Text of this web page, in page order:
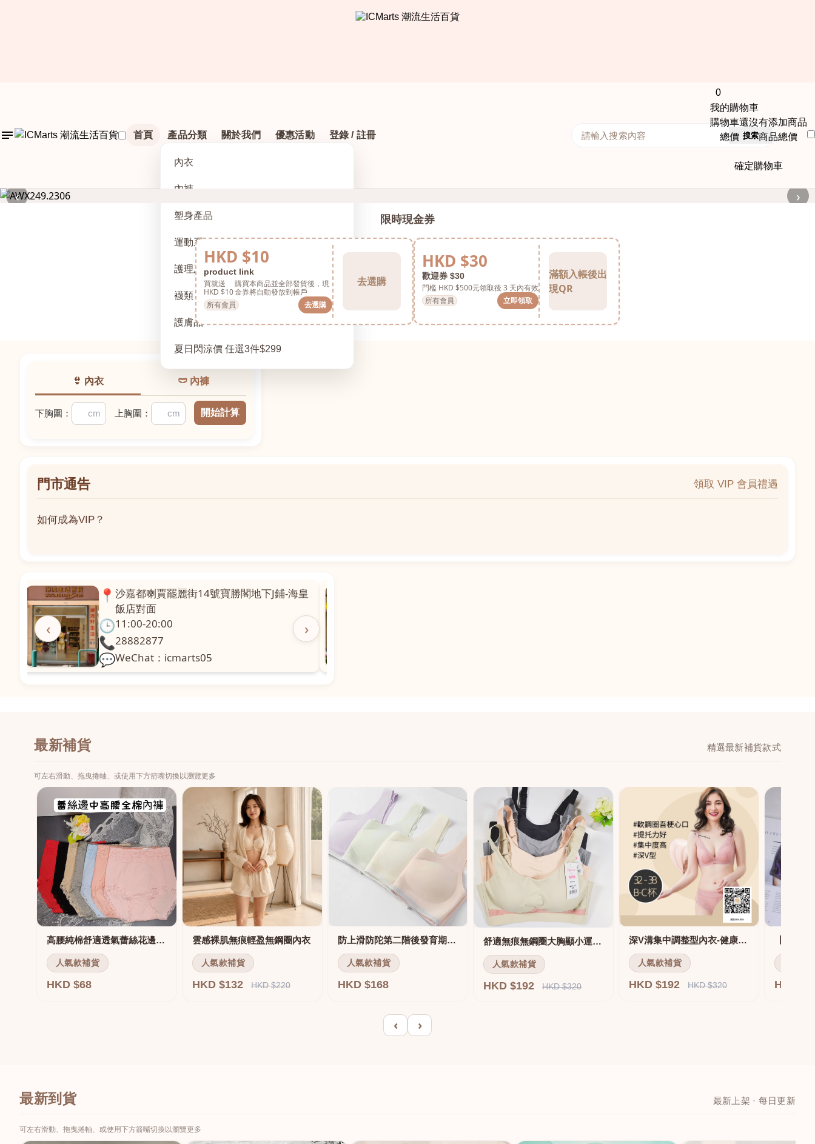
首頁 產品分類
內衣
內褲
塑身產品
運動系列
護理及配件
襪類
護膚品
夏日閃涼價 任選3件$299
關於我們 優惠活動 登錄 / 註冊
0
我的購物車
購物車還沒有添加商品
總價： 商品總價
確定購物車
搜索
‹ ›
限時現金券
HKD $10
product link
買就送
HKD $10
購買本商品並全部發貨後，現
金券將自動發放到帳戶
所有會員
去選購
去選購
HKD $30
歡迎券 $30
門檻 HKD $500元領取後 3 天內有效
所有會員
立即領取
滿額入帳後出
現QR
👙 內衣 🩲 內褲
下胸圍： 上胸圍： 開始計算
門市通告
領取 VIP 會員禮遇
如何成為VIP？
‹ ›
📍澳門啤利喇街121號珍興樓L1舖 粵華廣場對
面
🕒11:00-20:00
📞28331971
💬WeChat：icmarts02
最新補貨 精選最新補貨款式
可左右滑動、拖曳捲軸、或使用下方箭嘴切換以瀏覽更多
高腰純棉舒適透氣蕾絲花邊三角褲
人氣款補貨
HKD $68
雲感裸肌無痕輕盈無鋼圈內衣
人氣款補貨
HKD $132 HKD $220
防上滑防陀第二階後發育期內衣
人氣款補貨
HKD $168
舒適無痕無鋼圈大胸顯小運動內衣
人氣款補貨
HKD $192 HKD $320
深V溝集中調整型內衣-健康軟鋼圈
人氣款補貨
HKD $192 HKD $320 HKD
‹ ›
最新到貨 最新上架 · 每日更新
可左右滑動、拖曳捲軸、或使用下方箭嘴切換以瀏覽更多